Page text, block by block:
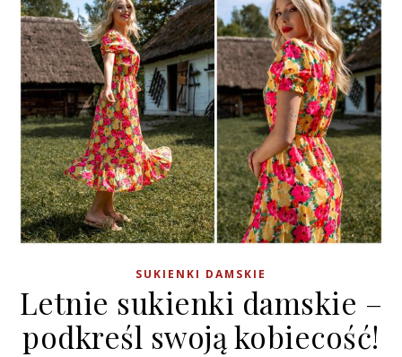
SUKIENKI DAMSKIE
Letnie sukienki damskie –
podkreśl swoją kobiecość!